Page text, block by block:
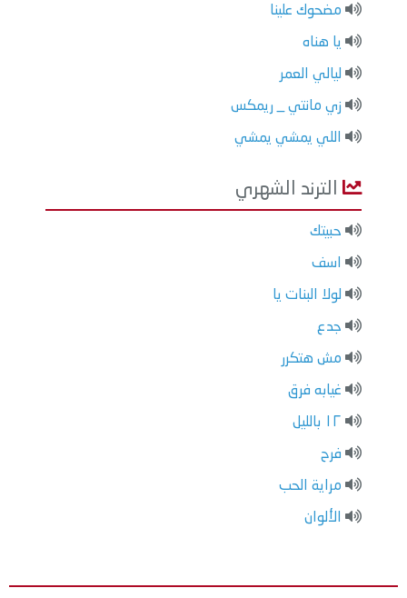
مضحوك علينا
يا هناه
ليالي العمر
زي مانتي _ ريمكس
اللي يمشي يمشي
الترند الشهري
حبيتك
اسف
لولا البنات يا
جدع
مش هتكرر
غيابه فرق
١٢ بالليل
فرح
مراية الحب
الألوان